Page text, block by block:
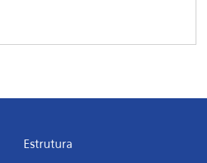
Estrutura